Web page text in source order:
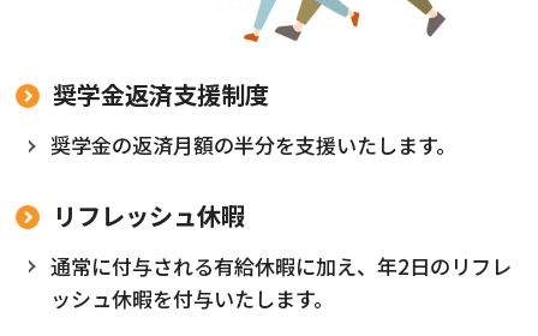
奨学金返済支援制度
奨学金の返済月額の半分を支援いたします。
リフレッシュ休暇
通常に付与される有給休暇に加え、年2日のリフレ
ッシュ休暇を付与いたします。